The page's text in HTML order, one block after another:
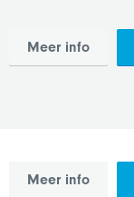
Meer info
Meer info